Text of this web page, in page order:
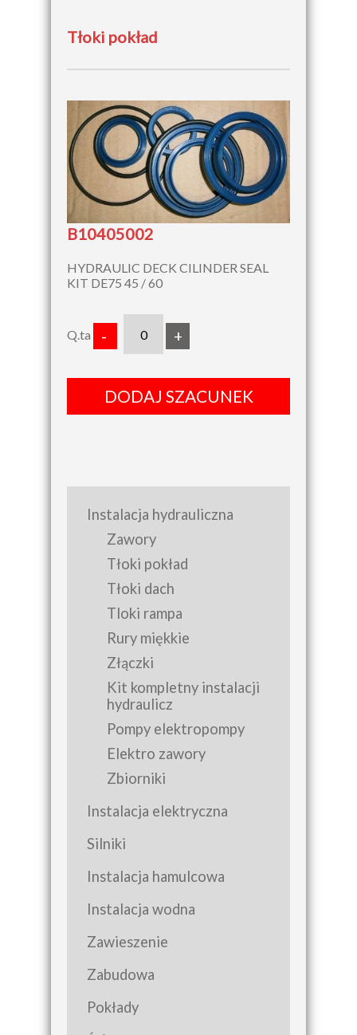
Tłoki pokład
B10405002
HYDRAULIC DECK CILINDER SEAL
KIT DE75 45 / 60
Q.ta - +
DODAJ SZACUNEK
Instalacja hydrauliczna
Zawory
Tłoki pokład
Tłoki dach
Tloki rampa
Rury miękkie
Złączki
Kit kompletny instalacji
hydraulicz
Pompy elektropompy
Elektro zawory
Zbiorniki
Instalacja elektryczna
Silniki
Instalacja hamulcowa
Instalacja wodna
Zawieszenie
Zabudowa
Pokłady